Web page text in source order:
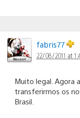
fabris77
22/08/2011 at
Muito legal. Agora
transferirmos os
Brasil.